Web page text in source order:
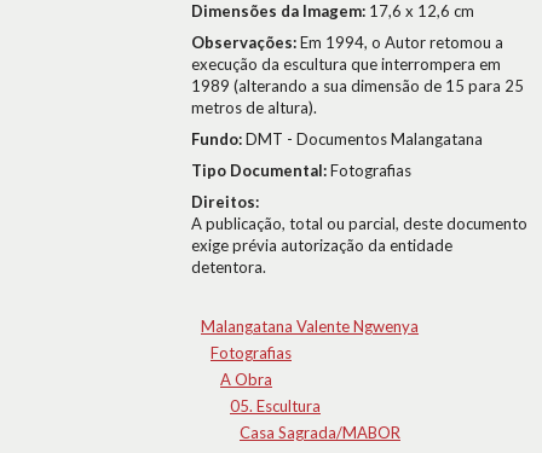
Dimensões da Imagem: 17,6 x 12,6 cm
Observações:Em 1994, o Autor retomou a
execução da escultura que interrompera em
1989 (alterando a sua dimensão de 15 para 25
metros de altura).
Fundo:DMT - Documentos Malangatana
Tipo Documental:Fotografias
Direitos:
A publicação, total ou parcial, deste documento
exige prévia autorização da entidade
detentora.
Malangatana Valente Ngwenya
Fotografias
A Obra
05. Escultura
Casa Sagrada/MABOR